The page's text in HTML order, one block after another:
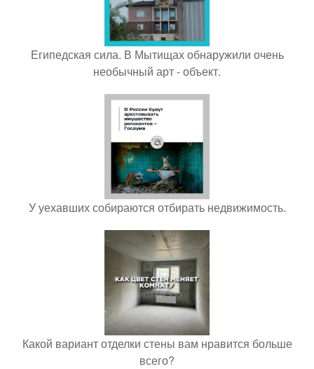
Египедская сила. В Мытищах обнаружили очень
необычный арт - объект.
У уехавших собираются отбирать недвижимость.
Какой вариант отделки стены вам нравится больше
всего?